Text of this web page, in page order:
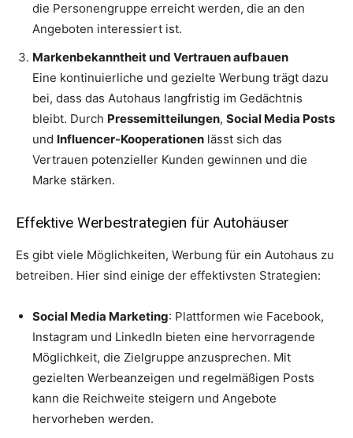
die Personengruppe erreicht werden, die an den
Angeboten interessiert ist.
Markenbekanntheit und Vertrauen aufbauen
Eine kontinuierliche und gezielte Werbung trägt dazu
bei, dass das Autohaus langfristig im Gedächtnis
bleibt. Durch Pressemitteilungen, Social Media Posts
und Influencer-Kooperationen lässt sich das
Vertrauen potenzieller Kunden gewinnen und die
Marke stärken.
Effektive Werbestrategien für Autohäuser
Es gibt viele Möglichkeiten, Werbung für ein Autohaus zu
betreiben. Hier sind einige der effektivsten Strategien:
Social Media Marketing: Plattformen wie Facebook,
Instagram und LinkedIn bieten eine hervorragende
Möglichkeit, die Zielgruppe anzusprechen. Mit
gezielten Werbeanzeigen und regelmäßigen Posts
kann die Reichweite steigern und Angebote
hervorheben werden.